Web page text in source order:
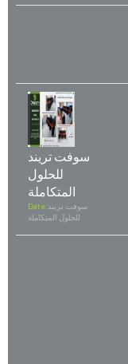
سوفت تريند
للحلول
المتكاملة
Date: سوفت تريند
للحلول المتكاملة